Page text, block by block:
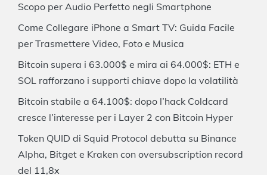
Scopo per Audio Perfetto negli Smartphone
Come Collegare iPhone a Smart TV: Guida Facile
per Trasmettere Video, Foto e Musica
Bitcoin supera i 63.000$ e mira ai 64.000$: ETH e
SOL rafforzano i supporti chiave dopo la volatilità
Bitcoin stabile a 64.100$: dopo l’hack Coldcard
cresce l’interesse per i Layer 2 con Bitcoin Hyper
Token QUID di Squid Protocol debutta su Binance
Alpha, Bitget e Kraken con oversubscription record
del 11,8x